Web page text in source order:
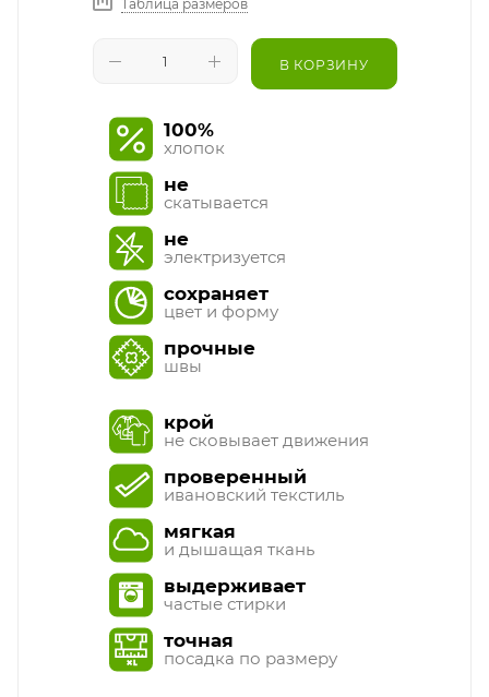
Таблица размеров
В КОРЗИНУ
100%
хлопок
не
скатывается
не
электризуется
сохраняет
цвет и форму
прочные
швы
крой
не сковывает движения
проверенный
ивановский текстиль
мягкая
и дышащая ткань
выдерживает
частые стирки
точная
посадка по размеру